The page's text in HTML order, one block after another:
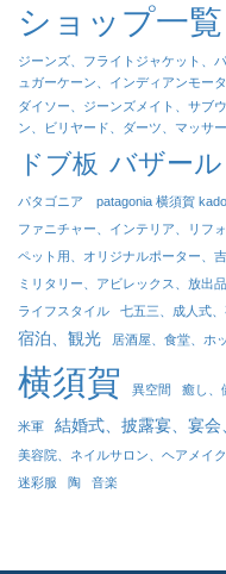
ショップ一覧
ジーンズ、フライトジャケット、
ュガーケーン、インディアンモー
ダイソー、ジーンズメイト、サブ
ン、ビリヤード、ダーツ、マッサ
ドブ板 バザール
パタゴニア patagonia 横須賀
ファニチャー、インテリア、リフ
ペット用、オリジナルポーター、
ミリタリー、アビレックス、放出
ライフスタイル
七五三、成人式
宿泊、観光 居酒屋、食堂、ホ
横須賀 異空間 癒し、
米軍 結婚式、披露宴、宴
美容院、ネイルサロン、ヘアメイ
迷彩服
陶 音楽